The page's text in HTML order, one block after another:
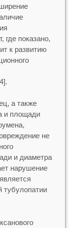
где показано,
к развитию
а также
и площади
не
и диаметра
нарушение
тубулопатии